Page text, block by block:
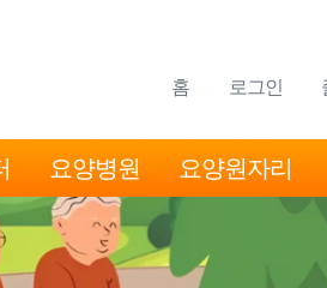
홈 로그인
요양병원 요양원자리